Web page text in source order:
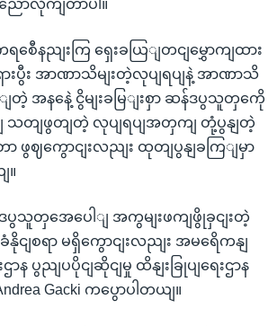
ာလိုကျတာပါ။
ကရစေီနညျးကြ ရှေးခယြျတငျမွှောကျထား
းပွီး အာဏာသိမျးတဲ့လုပျရပျနဲ့ အာဏာသိ
တဲ့ အနနေဲ့ ငွိမျးခမြျးစှာ ဆန်ဒပွသူတှကေို
သတျဖွတျတဲ့ လုပျရပျအတှကျ တုံ့ပွနျတဲ့
ဖွဈကွောငျးလညျး ထုတျပွနျခကြျမှာ
။
န်ဒပွသူတှအေပေါျ အကွမျးဖကျဖွိုခှငျးတဲ့
ငျစရာ မရှိကွောငျးလညျး အမရေိကနျ
န ပွညျပပိုငျဆိုငျမှု ထိနျးခြုပျရေးဌာန
Gacki ကပွောပါတယျ။